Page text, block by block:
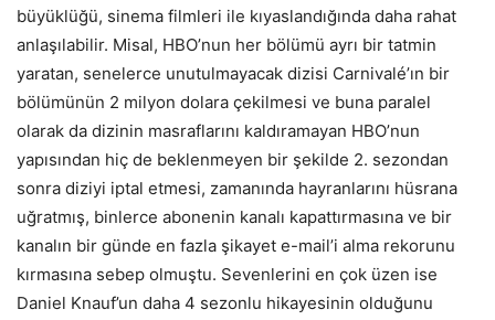
büyüklüğü, sinema filmleri ile kıyaslandığında daha rahat
anlaşılabilir. Misal, HBO’nun her bölümü ayrı bir tatmin
yaratan, senelerce unutulmayacak dizisi Carnivalé’ın bir
bölümünün 2 milyon dolara çekilmesi ve buna paralel
olarak da dizinin masraflarını kaldıramayan HBO’nun
yapısından hiç de beklenmeyen bir şekilde 2. sezondan
sonra diziyi iptal etmesi, zamanında hayranlarını hüsrana
uğratmış, binlerce abonenin kanalı kapattırmasına ve bir
kanalın bir günde en fazla şikayet e-mail’i alma rekorunu
kırmasına sebep olmuştu. Sevenlerini en çok üzen ise
Daniel Knauf’un daha 4 sezonlu hikayesinin olduğunu